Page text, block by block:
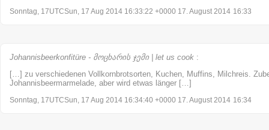
Sonntag, 17UTCSun, 17 Aug 2014 16:33:22 +0000 17. August 2014 16:33
Johannisbeerkonfitüre - მოცხარის ჯემი | let us cook :
[…] zu verschiedenen Vollkornbrotsorten, Kuchen, Muffins, Milchreis.
Johannisbeermarmelade, aber wird etwas länger […]
Sonntag, 17UTCSun, 17 Aug 2014 16:34:40 +0000 17. August 2014 16:34